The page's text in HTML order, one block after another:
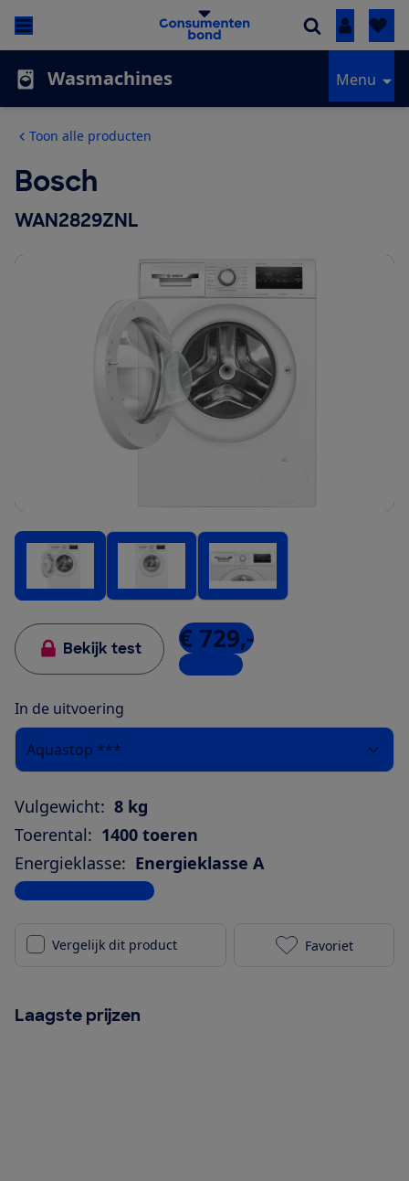
Inloggen
Wasmachines Menu
Toon alle producten
Bosch
WAN2829ZNL
Bekijk test € 729,-
3 winkels
In de uitvoering
Aquastop ***
Vulgewicht: 8 kg
Toerental: 1400 toeren
Energieklasse: Energieklasse A
Bekijk alle specificaties
Vergelijk dit product Bosch
Favoriet
Laagste prijzen